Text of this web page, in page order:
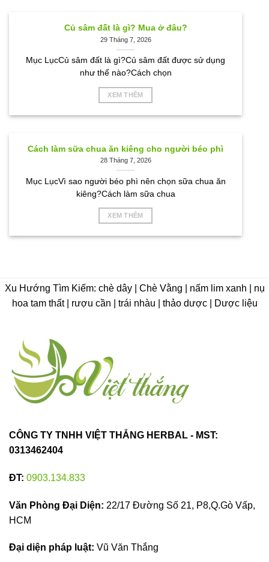
Củ sâm đất là gì? Mua ở đâu?
29 Tháng 7, 2026
Mục LụcCủ sâm đất là gì?Củ sâm đất được sử dụng
như thế nào?Cách chọn
XEM THÊM
Cách làm sữa chua ăn kiêng cho người béo phì
28 Tháng 7, 2026
Mục LụcVì sao người béo phì nên chọn sữa chua ăn
kiêng?Cách làm sữa chua
XEM THÊM
Xu Hướng Tìm Kiếm: chè dây | Chè Vằng | nấm lim xanh | nụ
hoa tam thất | rượu cần | trái nhàu | thảo dược | Dược liệu
CÔNG TY TNHH VIỆT THẮNG HERBAL - MST:
0313462404
ĐT: 0903.134.833
Văn Phòng Đại Diện: 22/17 Đường Số 21, P8,Q.Gò Vấp,
HCM
Đại diện pháp luật: Vũ Văn Thắng